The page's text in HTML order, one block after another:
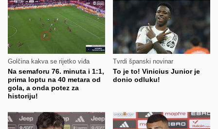
Golčina kakva se rijetko viđa
Na semaforu 76. minuta i 1:1,
prima loptu na 40 metara od
gola, a onda potez za
historiju!
Tvrdi španski novinar
To je to! Vinicius Junior je
donio odluku!